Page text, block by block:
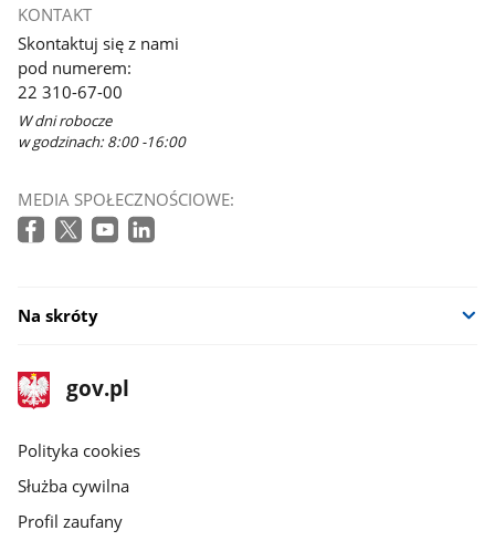
KONTAKT
Skontaktuj się z nami
pod numerem:
22 310-67-00
W dni robocze
w godzinach: 8:00 -16:00
MEDIA SPOŁECZNOŚCIOWE:
Na skróty
stopka
gov.pl
Strona
gov.pl
gov.pl
Polityka cookies
Służba cywilna
Profil zaufany